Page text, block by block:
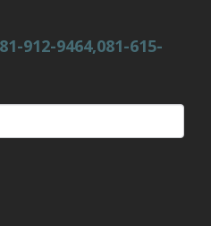
912-9464,081-615-